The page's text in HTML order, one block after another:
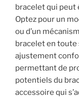
bracelet qui peut
Optez pour un
ou d’un
bracelet en toute
ajustement
permettant de
potentiels du
accessoire qui